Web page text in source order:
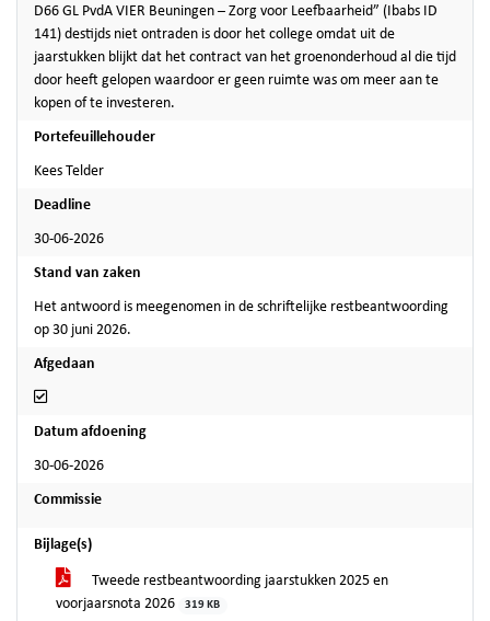
D66 GL PvdA VIER Beuningen – Zorg voor Leefbaarheid” (Ibabs ID
141) destijds niet ontraden is door het college omdat uit de
jaarstukken blijkt dat het contract van het groenonderhoud al die tijd
door heeft gelopen waardoor er geen ruimte was om meer aan te
kopen of te investeren.
Portefeuillehouder
Kees Telder
Deadline
30-06-2026
Stand van zaken
Het antwoord is meegenomen in de schriftelijke restbeantwoording
op 30 juni 2026.
Afgedaan
Datum afdoening
30-06-2026
Commissie
Bijlage(s)
Tweede restbeantwoording jaarstukken 2025 en
voorjaarsnota 2026
319 KB